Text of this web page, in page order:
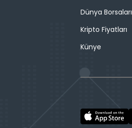
Dünya Borsaları
Kripto Fiyatları
Künye